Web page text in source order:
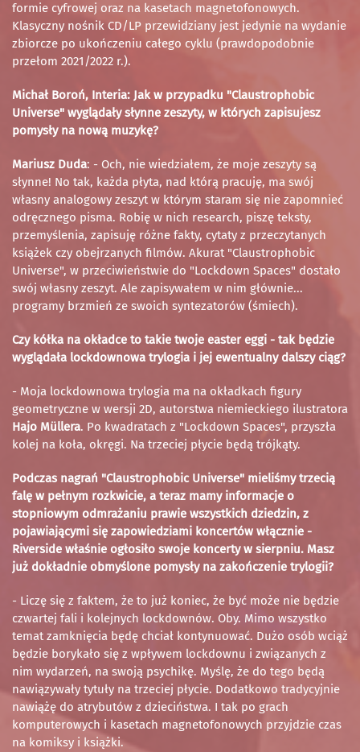
formie cyfrowej oraz na kasetach magnetofonowych.
Klasyczny nośnik CD/LP przewidziany jest jedynie na wydanie
zbiorcze po ukończeniu całego cyklu (prawdopodobnie
przełom 2021/2022 r.).
Michał Boroń, Interia: Jak w przypadku "Claustrophobic
Universe" wyglądały słynne zeszyty, w których zapisujesz
pomysły na nową muzykę?
Mariusz Duda: - Och, nie wiedziałem, że moje zeszyty są
słynne! No tak, każda płyta, nad którą pracuję, ma swój
własny analogowy zeszyt w którym staram się nie zapomnieć
odręcznego pisma. Robię w nich research, piszę teksty,
przemyślenia, zapisuję różne fakty, cytaty z przeczytanych
książek czy obejrzanych filmów. Akurat "Claustrophobic
Universe", w przeciwieństwie do "Lockdown Spaces" dostało
swój własny zeszyt. Ale zapisywałem w nim głównie...
programy brzmień ze swoich syntezatorów (śmiech).
Czy kółka na okładce to takie twoje easter eggi - tak będzie
wyglądała lockdownowa trylogia i jej ewentualny dalszy ciąg?
- Moja lockdownowa trylogia ma na okładkach figury
geometryczne w wersji 2D, autorstwa niemieckiego ilustratora
Hajo Müllera. Po kwadratach z "Lockdown Spaces", przyszła
kolej na koła, okręgi. Na trzeciej płycie będą trójkąty.
Podczas nagrań "Claustrophobic Universe" mieliśmy trzecią
falę w pełnym rozkwicie, a teraz mamy informacje o
stopniowym odmrażaniu prawie wszystkich dziedzin, z
pojawiającymi się zapowiedziami koncertów włącznie -
Riverside właśnie ogłosiło swoje koncerty w sierpniu. Masz
już dokładnie obmyślone pomysły na zakończenie trylogii?
- Liczę się z faktem, że to już koniec, że być może nie będzie
czwartej fali i kolejnych lockdownów. Oby. Mimo wszystko
temat zamknięcia będę chciał kontynuować. Dużo osób wciąż
będzie borykało się z wpływem lockdownu i związanych z
nim wydarzeń, na swoją psychikę. Myślę, że do tego będą
nawiązywały tytuły na trzeciej płycie. Dodatkowo tradycyjnie
nawiążę do atrybutów z dzieciństwa. I tak po grach
komputerowych i kasetach magnetofonowych przyjdzie czas
na komiksy i książki.